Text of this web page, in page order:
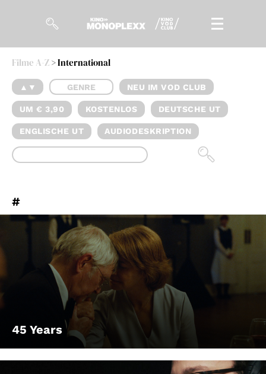
Magazin
Kuratierungen
Events
Gutscheine
& Filmpässe
Account
Suche
Filme A-Z> International
▲▼ GENRE NEU IM VOD CLUB
UM € 3,90 KOSTENLOS DEUTSCHE UT
ENGLISCHE UT AUDIODESKRIPTION
#
45 Years